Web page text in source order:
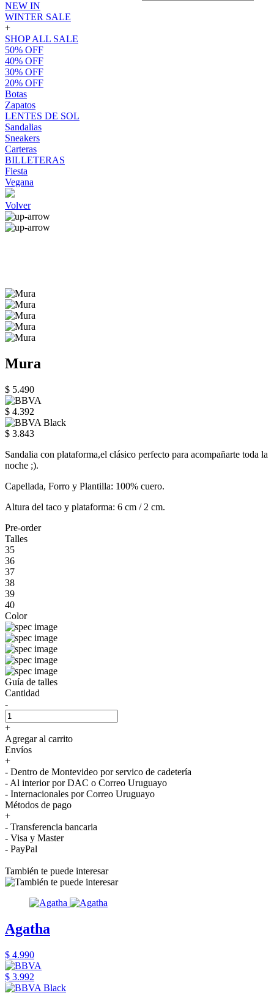
NEW IN
WINTER SALE
+
SHOP ALL SALE
50% OFF
40% OFF
30% OFF
20% OFF
Botas
Zapatos
LENTES DE SOL
Sandalias
Sneakers
Carteras
BILLETERAS
Fiesta
Vegana
Volver
Mura
$ 5.490
$ 4.392
$ 3.843
Sandalia con plataforma,el clásico perfecto para acompañarte toda la
noche ;).
Capellada, Forro y Plantilla: 100% cuero.
Altura del taco y plataforma: 6 cm / 2 cm.
Pre-order
Talles
35
36
37
38
39
40
Color
Guía de talles
Cantidad
-
+
Agregar al carrito
Envíos
+
- Dentro de Montevideo por servico de cadetería
- Al interior por DAC o Correo Uruguayo
- Internacionales por Correo Uruguayo
Métodos de pago
+
- Transferencia bancaria
- Visa y Master
- PayPal
También te puede interesar
Agatha
$ 4.990
$ 3.992